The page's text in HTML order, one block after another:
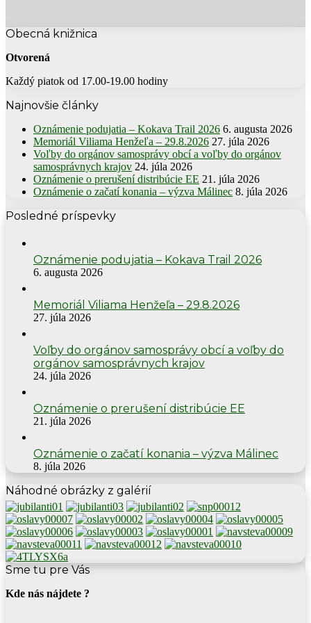
Obecná knižnica
Otvorená
Každý piatok od 17.00-19.00 hodiny
Najnovšie články
Oznámenie podujatia – Kokava Trail 2026 6. augusta 2026
Memoriál Viliama Henžeľa – 29.8.2026 27. júla 2026
Voľby do orgánov samosprávy obcí a voľby do orgánov
samosprávnych krajov 24. júla 2026
Oznámenie o prerušení distribúcie EE 21. júla 2026
Oznámenie o začatí konania – výzva Málinec 8. júla 2026
Posledné príspevky
Oznámenie podujatia – Kokava Trail 2026
6. augusta 2026
Memoriál Viliama Henžeľa – 29.8.2026
27. júla 2026
Voľby do orgánov samosprávy obcí a voľby do
orgánov samosprávnych krajov
24. júla 2026
Oznámenie o prerušení distribúcie EE
21. júla 2026
Oznámenie o začatí konania – výzva Málinec
8. júla 2026
Náhodné obrázky z galérií
Sme tu pre Vás
Kde nás nájdete ?